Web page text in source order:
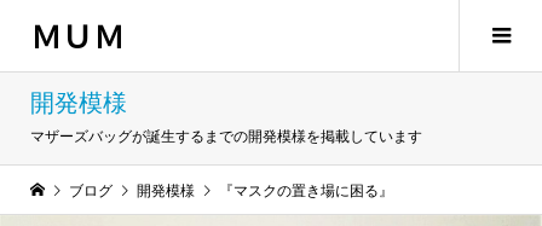
ＭＵＭ
開発模様
マザーズバッグが誕生するまでの開発模様を掲載しています
ブログ 開発模様 『マスクの置き場に困る』